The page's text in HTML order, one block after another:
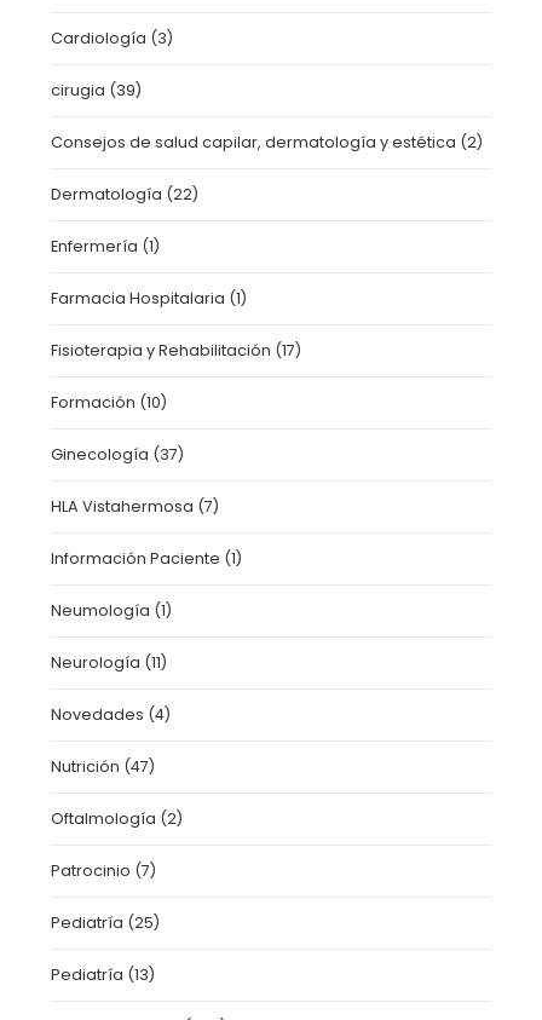
Cardiología (3)
cirugia (39)
Consejos de salud capilar, dermatología y estética (2)
Dermatología (22)
Enfermería (1)
Farmacia Hospitalaria (1)
Fisioterapia y Rehabilitación (17)
Formación (10)
Ginecología (37)
HLA Vistahermosa (7)
Información Paciente (1)
Neumología (1)
Neurología (11)
Novedades (4)
Nutrición (47)
Oftalmología (2)
Patrocinio (7)
Pediatría (25)
Pediatría (13)